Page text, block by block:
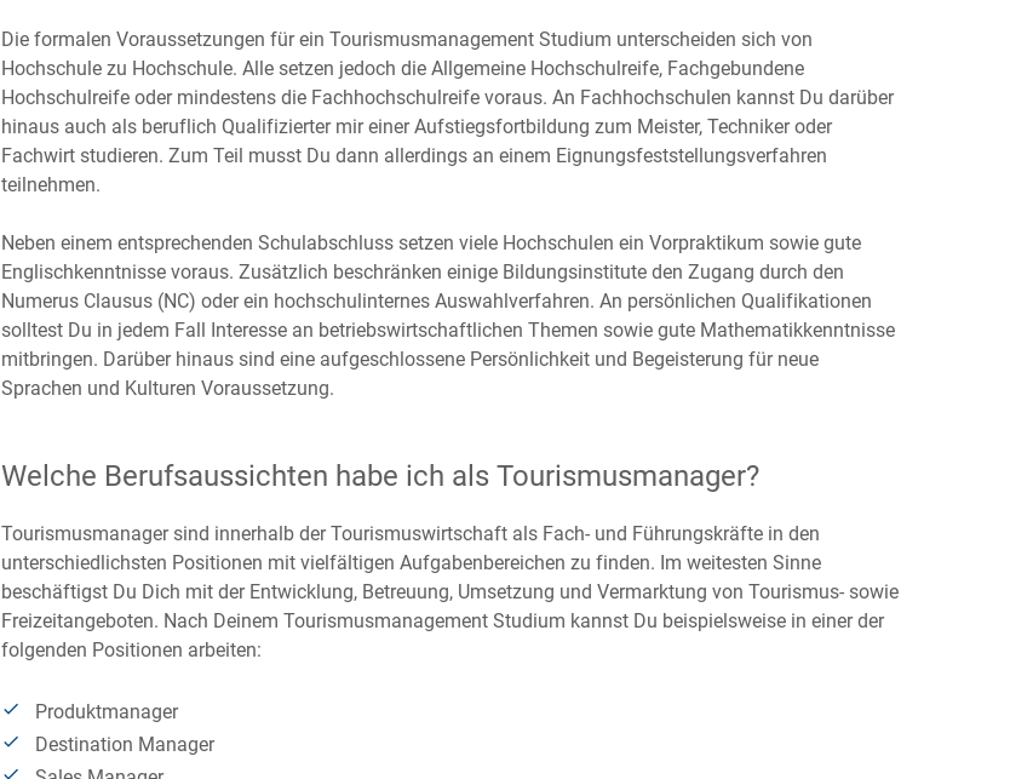
Die formalen Voraussetzungen für ein Tourismusmanagement Studium unterscheiden sich von
Hochschule zu Hochschule. Alle setzen jedoch die Allgemeine Hochschulreife, Fachgebundene
Hochschulreife oder mindestens die Fachhochschulreife voraus. An Fachhochschulen kannst Du darüber
hinaus auch als beruflich Qualifizierter mir einer Aufstiegsfortbildung zum Meister, Techniker oder
Fachwirt studieren. Zum Teil musst Du dann allerdings an einem Eignungsfeststellungsverfahren
teilnehmen.
Neben einem entsprechenden Schulabschluss setzen viele Hochschulen ein Vorpraktikum sowie gute
Englischkenntnisse voraus. Zusätzlich beschränken einige Bildungsinstitute den Zugang durch den
Numerus Clausus (NC) oder ein hochschulinternes Auswahlverfahren. An persönlichen Qualifikationen
solltest Du in jedem Fall Interesse an betriebswirtschaftlichen Themen sowie gute Mathematikkenntnisse
mitbringen. Darüber hinaus sind eine aufgeschlossene Persönlichkeit und Begeisterung für neue
Sprachen und Kulturen Voraussetzung.
Welche Berufsaussichten habe ich als Tourismusmanager?
Tourismusmanager sind innerhalb der Tourismuswirtschaft als Fach- und Führungskräfte in den
unterschiedlichsten Positionen mit vielfältigen Aufgabenbereichen zu finden. Im weitesten Sinne
beschäftigst Du Dich mit der Entwicklung, Betreuung, Umsetzung und Vermarktung von Tourismus- sowie
Freizeitangeboten. Nach Deinem Tourismusmanagement Studium kannst Du beispielsweise in einer der
folgenden Positionen arbeiten:
Produktmanager
Destination Manager